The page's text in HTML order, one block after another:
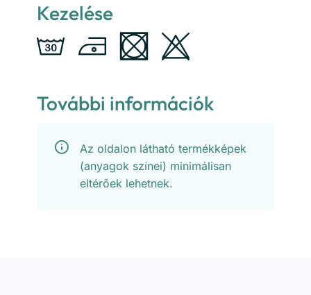
Kezelése
További információk
Az oldalon látható termékképek
(anyagok színei) minimálisan
eltérőek lehetnek.